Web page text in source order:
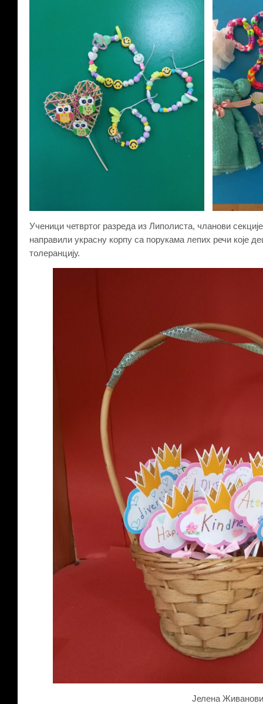
Ученици четвртог разреда из Липолиста, чланови секције
направили украсну корпу са порукама лепих речи које
толеранцију.
Јелена